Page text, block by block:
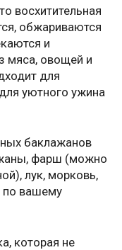
восхитительная
обжариваются
и
мяса, овощей и
для
уютного ужина
баклажанов
фарш (можно
лук, морковь,
по вашему
которая не